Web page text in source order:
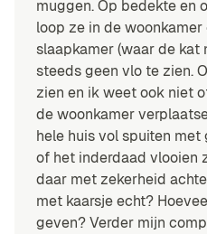
muggen. Op bedekte en
loop ze in de woonkamer
slaapkamer (waar de kat
steeds geen vlo te zien.
zien en ik weet ook niet
de woonkamer
hele huis vol spuiten
of het inderdaad vlooien
daar met zekerheid
met kaarsje echt?
geven? Verder mijn